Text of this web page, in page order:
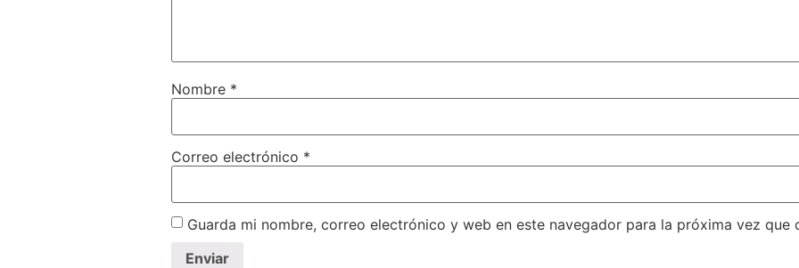
Nombre *
Correo electrónico *
Guarda mi nombre, correo electrónico y web en este navegador para la próxima vez que